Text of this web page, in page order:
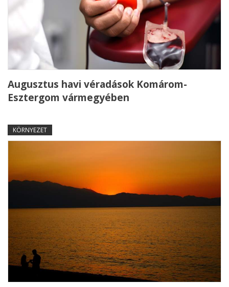
Augusztus havi véradások Komárom-
Esztergom vármegyében
KÖRNYEZET